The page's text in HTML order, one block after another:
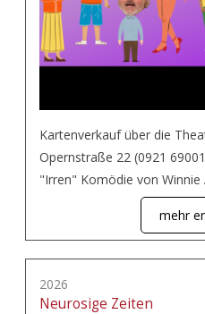
Kartenverkauf über die
Opernstraße 22 (0921
"Irren" Komödie von Winnie
mehr
2026
Neurosige Zeiten